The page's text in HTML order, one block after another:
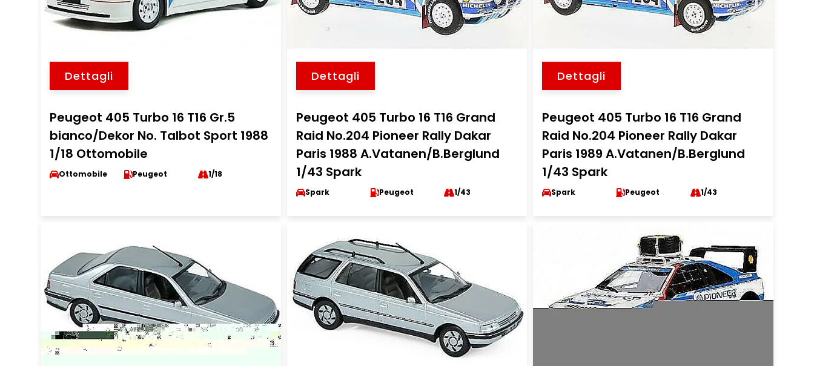
Dettagli
Peugeot 405 Turbo 16 T16 Gr.5
bianco/Dekor No. Talbot Sport 1988
1/18 Ottomobile
Ottomobile Peugeot 1/18
Dettagli
Peugeot 405 Turbo 16 T16 Grand
Raid No.204 Pioneer Rally Dakar
Paris 1988 A.Vatanen/B.Berglund
1/43 Spark
Spark Peugeot 1/43
Dettagli
Peugeot 405 Turbo 16 T16 Grand
Raid No.204 Pioneer Rally Dakar
Paris 1989 A.Vatanen/B.Berglund
1/43 Spark
Spark Peugeot 1/43